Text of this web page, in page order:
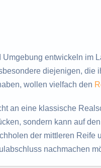
entwickeln im
diejenigen, die
wollen vielfach den
an eine klassische
sondern kann auf
der mittleren Reife
nachmachen